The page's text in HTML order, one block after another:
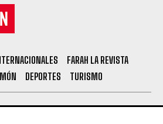
FARAH LA REVISTA
DEPORTES TURISMO